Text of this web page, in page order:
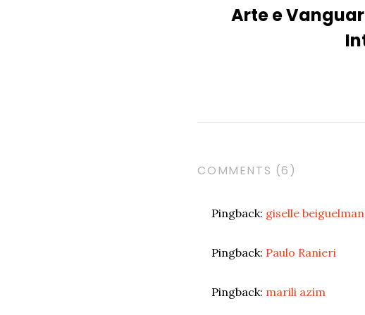
Arte e
COMMENTS (6)
Pingback: giselle beiguelman
Pingback: Paulo Ranieri
Pingback: marili azim